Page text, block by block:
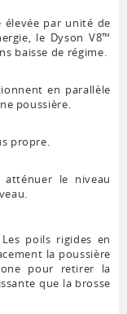
élevée par unité de
le Dyson V8™
baisse de régime.
en parallèle
poussière.
propre.
le niveau
poils rigides en
la poussière
pour retirer la
que la brosse